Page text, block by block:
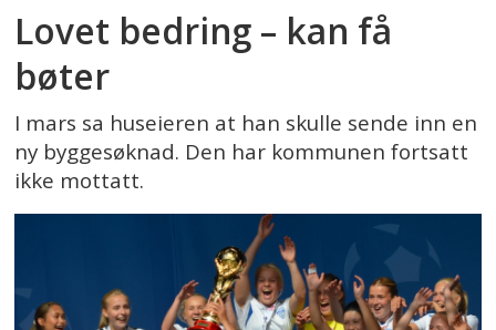
Lovet bedring – kan få
bøter
I mars sa huseieren at han skulle sende inn en
ny byggesøknad. Den har kommunen fortsatt
ikke mottatt.